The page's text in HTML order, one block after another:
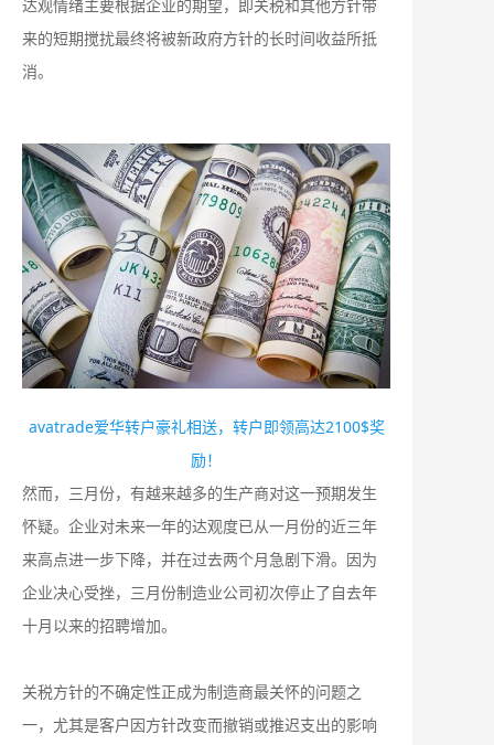
达观情绪主要根据企业的期望，即关税和其他方针带
来的短期搅扰最终将被新政府方针的长时间收益所抵
消。
avatrade爱华转户豪礼相送，转户即领高达2100$奖
励！
然而，三月份，有越来越多的生产商对这一预期发生
怀疑。企业对未来一年的达观度已从一月份的近三年
来高点进一步下降，并在过去两个月急剧下滑。因为
企业决心受挫，三月份制造业公司初次停止了自去年
十月以来的招聘增加。
关税方针的不确定性正成为制造商最关怀的问题之
一，尤其是客户因方针改变而撤销或推迟支出的影响